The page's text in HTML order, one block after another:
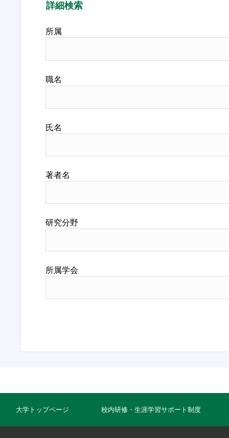
詳細検索
所属
職名
氏名
著者名
研究分野
所属学会
大学トップページ 校内研修・生涯学習サポート制度